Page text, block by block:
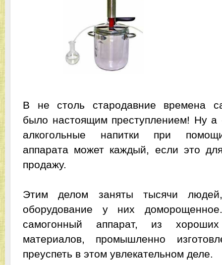
В не столь стародавние времена
было настоящим преступлением! Ну а
алкогольные напитки при
аппарата может каждый, если это
продажу.
Этим делом заняты тысячи
оборудование у них
самогонный аппарат, из хороших
материалов, промышленно
преуспеть в этом увлекательном деле.